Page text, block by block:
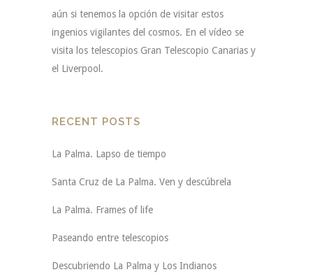
aún si tenemos la opción de visitar estos
ingenios vigilantes del cosmos. En el vídeo se
visita los telescopios Gran Telescopio Canarias y
el Liverpool.
RECENT POSTS
La Palma. Lapso de tiempo
Santa Cruz de La Palma. Ven y descúbrela
La Palma. Frames of life
Paseando entre telescopios
Descubriendo La Palma y Los Indianos